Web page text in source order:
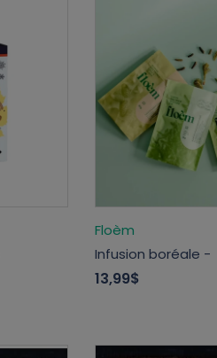
Floèm
Infusion boréale -
13,99$